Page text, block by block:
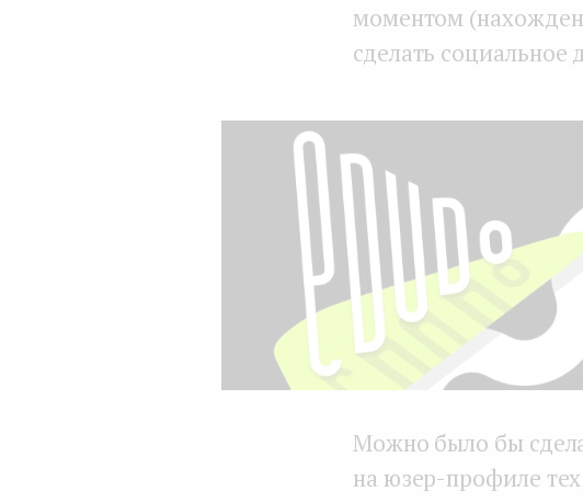
моментом
сделать социальное
Можно было бы
на юзер-профиле